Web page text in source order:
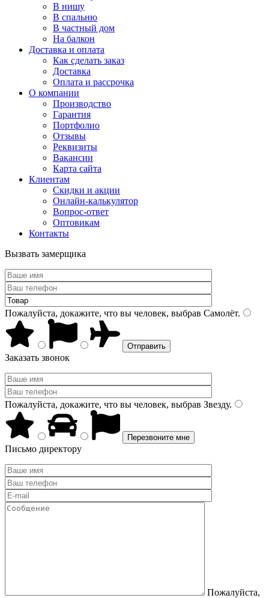
В нишу
В спальню
В частный дом
На балкон
Доставка и оплата
Как сделать заказ
Доставка
Оплата и рассрочка
О компании
Производство
Гарантия
Портфолио
Отзывы
Реквизиты
Вакансии
Карта сайта
Клиентам
Скидки и акции
Онлайн-калькулятор
Вопрос-ответ
Оптовикам
Контакты
Вызвать замерщика
Пожалуйста, докажите, что вы человек, выбрав Самолёт.
Заказать звонок
Пожалуйста, докажите, что вы человек, выбрав Звезду.
Письмо директору
Пожалуйста,